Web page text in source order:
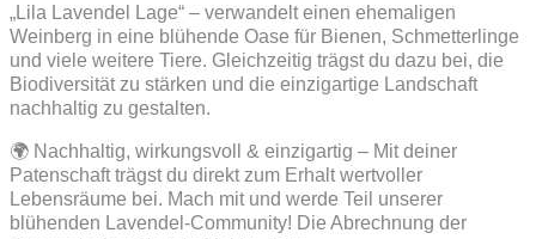
„Lila Lavendel Lage“ – verwandelt einen ehemaligen
Weinberg in eine blühende Oase für Bienen, Schmetterlinge
und viele weitere Tiere. Gleichzeitig trägst du dazu bei, die
Biodiversität zu stärken und die einzigartige Landschaft
nachhaltig zu gestalten.
🌍 Nachhaltig, wirkungsvoll & einzigartig – Mit deiner
Patenschaft trägst du direkt zum Erhalt wertvoller
Lebensräume bei. Mach mit und werde Teil unserer
blühenden Lavendel-Community! Die Abrechnung der